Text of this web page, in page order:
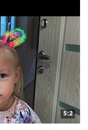
5:2